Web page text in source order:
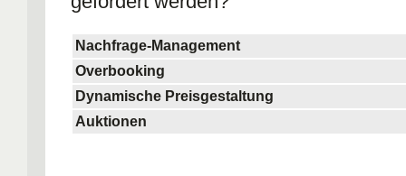
Nachfrage-Management
Overbooking
Dynamische Preisgestaltung
Auktionen